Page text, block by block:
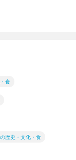
食
歴史・文化・食